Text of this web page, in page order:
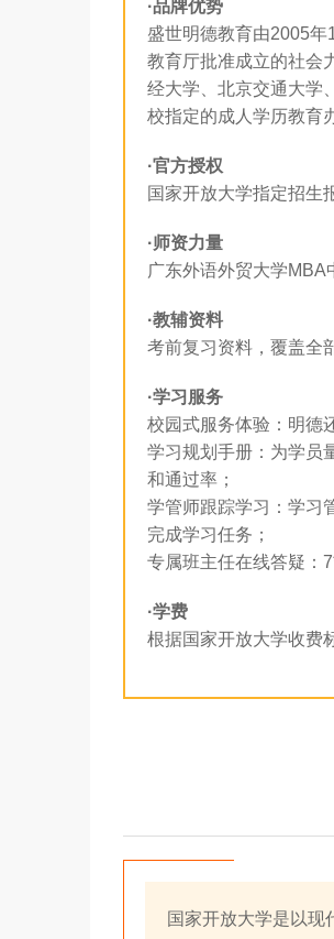
·品牌优势
盛世明德教育由2005
教育厅批准成立的社会
经大学、北京交通大学
校指定的成人学历教育
·官方授权
国家开放大学指定招生
·师资力量
广东外语外贸大学MBA
·教辅资料
考前复习资料，覆盖全
·学习服务
校园式服务体验：明德
学习规划手册：为学员
和通过率；
学管师跟踪学习：学习
完成学习任务；
专属班主任在线答疑：
·学费
根据国家开放大学收费
国家开放大学是以现